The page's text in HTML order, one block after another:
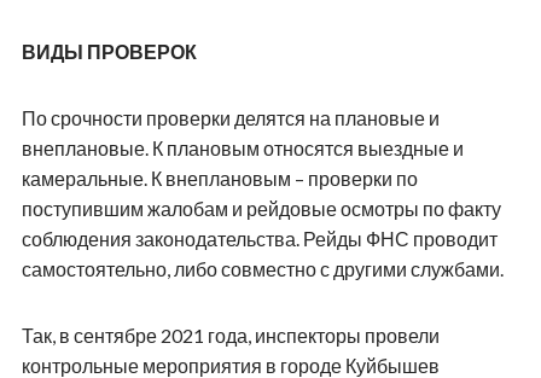
ВИДЫ ПРОВЕРОК
По срочности проверки делятся на плановые и
внеплановые. К плановым относятся выездные и
камеральные. К внеплановым – проверки по
поступившим жалобам и рейдовые осмотры по факту
соблюдения законодательства. Рейды ФНС проводит
самостоятельно, либо совместно с другими службами.
Так, в сентябре 2021 года, инспекторы провели
контрольные мероприятия в городе Куйбышев